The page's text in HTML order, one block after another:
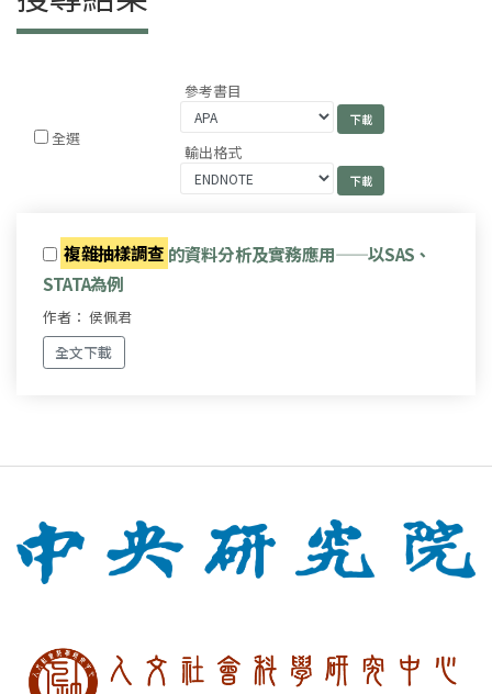
全選
參考書目
輸出格式
複雜抽樣調查 的資料分析及實務應用——以SAS、
STATA為例
作者： 侯佩君
全文下載